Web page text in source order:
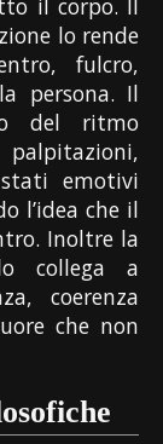
il corpo. Il
lo rende
fulcro,
persona. Il
del ritmo
emotivi
l’idea che il
Inoltre la
collega a
coerenza
che non